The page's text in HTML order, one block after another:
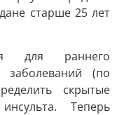
старше 25 лет
для раннего
заболеваний (по
скрытые
Теперь